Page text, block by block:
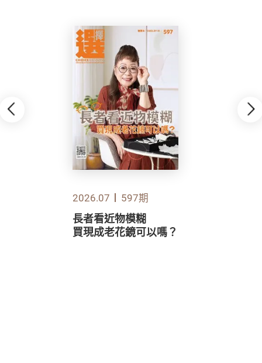
2026.07 597期
長者看近物模糊
買現成老花鏡可以嗎？